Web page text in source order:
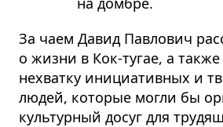
За чаем Давид Павлович
о жизни в Кок-тугае, а
нехватку инициативных и
людей, которые могли бы
культурный досуг для